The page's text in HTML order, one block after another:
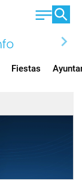
chevron_right
Fiestas